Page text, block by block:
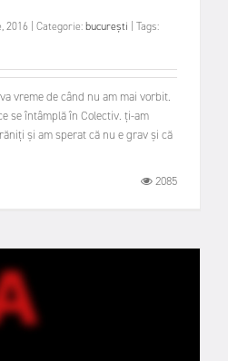
2016 Categorie:bucurești
Tags:
vreme de când nu am mai vorbit.
se întâmplă în Colectiv. ți-am
și am sperat că nu e grav și că
2085